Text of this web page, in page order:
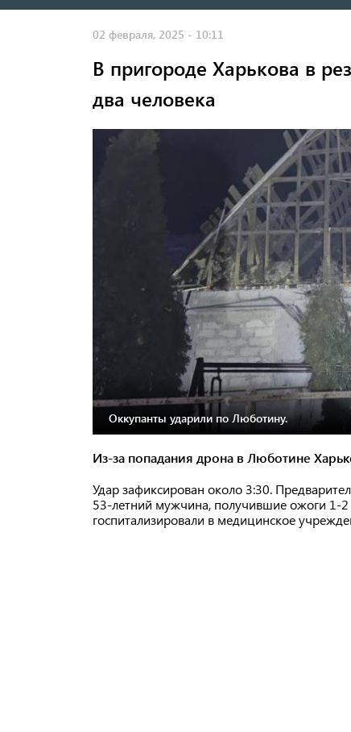
02 февраля, 2025 - 10:11
В пригороде Харькова в
два человека
Оккупанты ударили по Люботину.
Из-за попадания дрона в Люботине
Удар зафиксирован около 3:30.
53-летний мужчина, получившие ожоги 1-
госпитализировали в медицинское